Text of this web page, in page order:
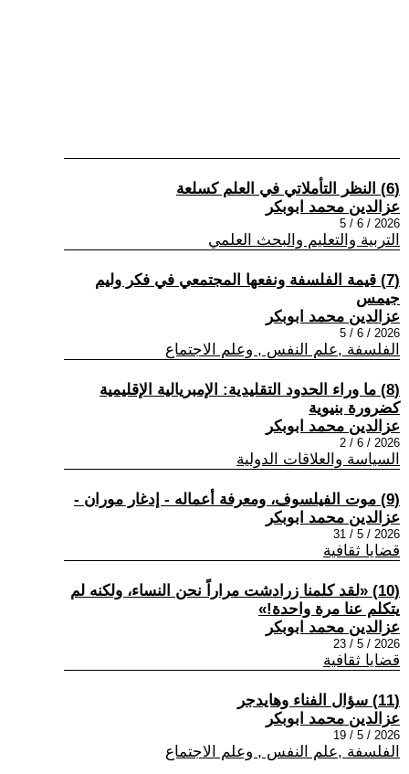
(6) النظر التأملاتي في العلم كسلعة
عزالدين محمد ابوبكر
2026 / 6 / 5
التربية والتعليم والبحث العلمي
(7) قيمة الفلسفة ونفعها المجتمعي في فكر وليم
جيمس
عزالدين محمد ابوبكر
2026 / 6 / 5
الفلسفة ,علم النفس , وعلم الاجتماع
(8) ما وراء الحدود التقليدية: الإمبريالية الإقليمية
كضرورة بنيوية
عزالدين محمد ابوبكر
2026 / 6 / 2
السياسة والعلاقات الدولية
(9) موت الفيلسوف، ومعرفة أعماله - إدغار موران -
عزالدين محمد ابوبكر
2026 / 5 / 31
قضايا ثقافية
(10) «لقد كلمنا زرادشت مراراً نحن النساء، ولكنه لم
يتكلم عنا مرة واحدة!»
عزالدين محمد ابوبكر
2026 / 5 / 23
قضايا ثقافية
(11) سؤال الفناء وهايدجر
عزالدين محمد ابوبكر
2026 / 5 / 19
الفلسفة ,علم النفس , وعلم الاجتماع